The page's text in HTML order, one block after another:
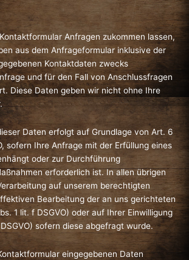
Anfragen zukommen lassen,
aus dem Anfrageformular inklusive der
Kontaktdaten zwecks
und für den Fall von Anschlussfragen
Diese Daten geben wir nicht ohne Ihre
Daten erfolgt auf Grundlage von Art. 6
sofern Ihre Anfrage mit der Erfüllung eines
oder zur Durchführung
erforderlich ist. In allen übrigen
auf unserem berechtigten
Bearbeitung der an uns gerichteten
1 lit. f DSGVO) oder auf Ihrer Einwilligung
sofern diese abgefragt wurde.
eingegebenen Daten